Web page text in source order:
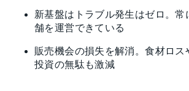
新基盤はトラブル発生はゼロ。常
舗を運営できている
販売機会の損失を解消。食材ロス
投資の無駄も激減